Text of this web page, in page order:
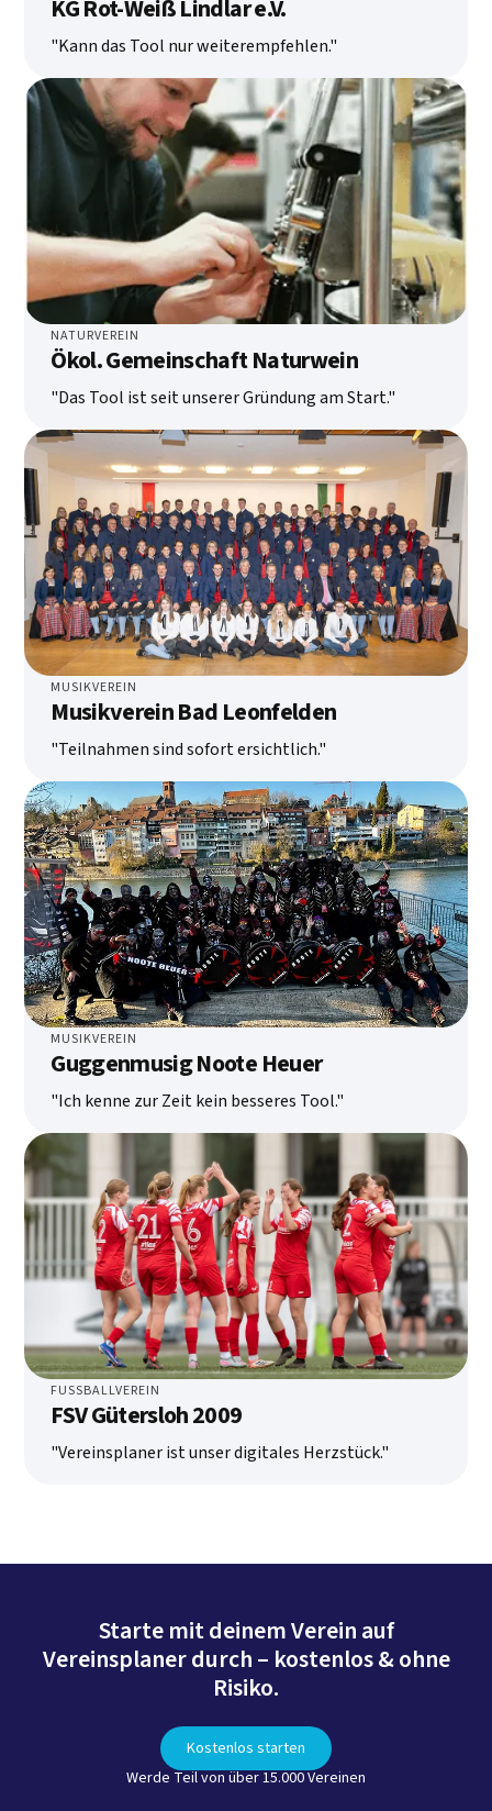
KG Rot-Weiß Lindlar e.V.
"Kann das Tool nur weiterempfehlen."
NATURVEREIN
Ökol. Gemeinschaft Naturwein
"Das Tool ist seit unserer Gründung am Start."
MUSIKVEREIN
Musikverein Bad Leonfelden
"Teilnahmen sind sofort ersichtlich."
MUSIKVEREIN
Guggenmusig Noote Heuer
"Ich kenne zur Zeit kein besseres Tool."
FUSSBALLVEREIN
FSV Gütersloh 2009
"Vereinsplaner ist unser digitales Herzstück."
Starte mit deinem Verein auf
Vereinsplaner durch – kostenlos & ohne
Risiko.
Kostenlos starten
Werde Teil von über 15.000 Vereinen